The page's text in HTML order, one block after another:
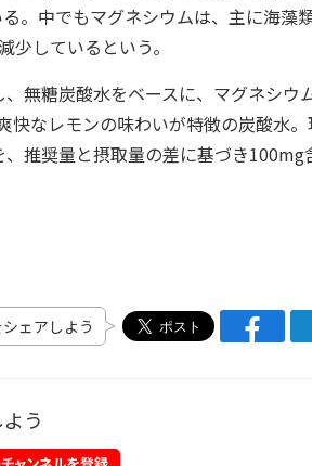
。中でもマグネシウムは、主に海藻
しているという。
無糖炭酸水をベースに、マグネシウ
快なレモンの味わいが特徴の炭酸水
推奨量と摂取量の差に基づき100mg
ェアしよう
う